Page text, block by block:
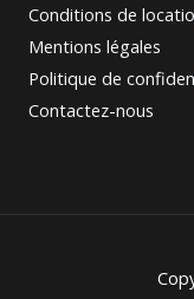
Conditions de
Mentions légales
Politique de
Contactez-nous